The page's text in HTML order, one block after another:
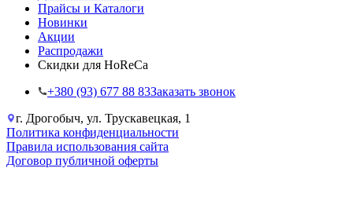
Прайсы и Каталоги
Новинки
Акции
Распродажи
Скидки для HoReCa
+38‎0 (93) 677 88 83Заказать звонок
г. Дрогобыч, ул. Трускавецкая, 1
Политика конфиденциальности
Правила использования сайта
Договор публичной оферты